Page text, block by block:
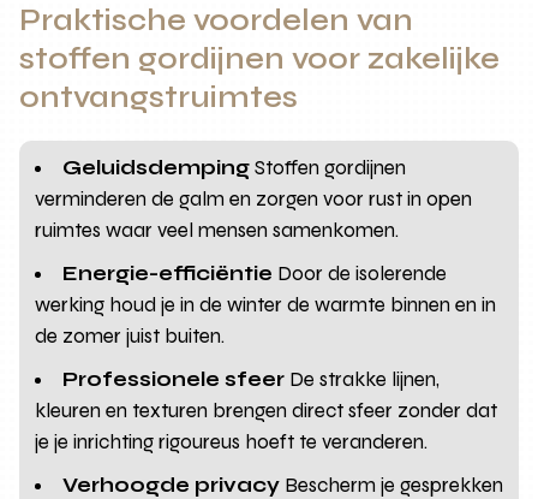
Praktische voordelen van
stoffen gordijnen voor zakelijke
ontvangstruimtes
GeluidsdempingStoffen gordijnen
verminderen de galm en zorgen voor rust in open
ruimtes waar veel mensen samenkomen.
Energie-efficiëntie Door de isolerende
werking houd je in de winter de warmte binnen en in
de zomer juist buiten.
Professionele sfeer De strakke lijnen,
kleuren en texturen brengen direct sfeer zonder dat
je je inrichting rigoureus hoeft te veranderen.
Verhoogde privacy Bescherm je gesprekken